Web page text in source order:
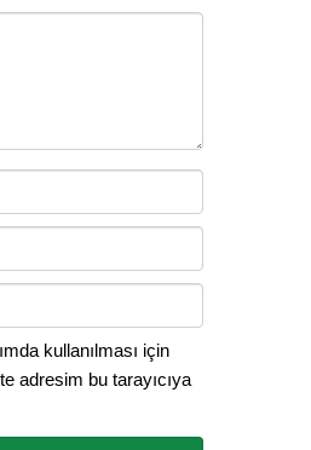
kullanılması için
adresim bu tarayıcıya